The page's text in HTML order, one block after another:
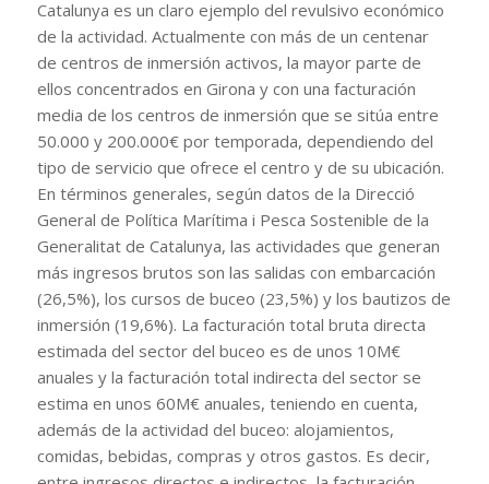
Catalunya es un claro ejemplo del revulsivo económico
de la actividad. Actualmente con más de un centenar
de centros de inmersión activos, la mayor parte de
ellos concentrados en Girona y con una facturación
media de los centros de inmersión que se sitúa entre
50.000 y 200.000€ por temporada, dependiendo del
tipo de servicio que ofrece el centro y de su ubicación.
En términos generales, según datos de la Direcció
General de Política Marítima i Pesca Sostenible de la
Generalitat de Catalunya, las actividades que generan
más ingresos brutos son las salidas con embarcación
(26,5%), los cursos de buceo (23,5%) y los bautizos de
inmersión (19,6%). La facturación total bruta directa
estimada del sector del buceo es de unos 10M€
anuales y la facturación total indirecta del sector se
estima en unos 60M€ anuales, teniendo en cuenta,
además de la actividad del buceo: alojamientos,
comidas, bebidas, compras y otros gastos. Es decir,